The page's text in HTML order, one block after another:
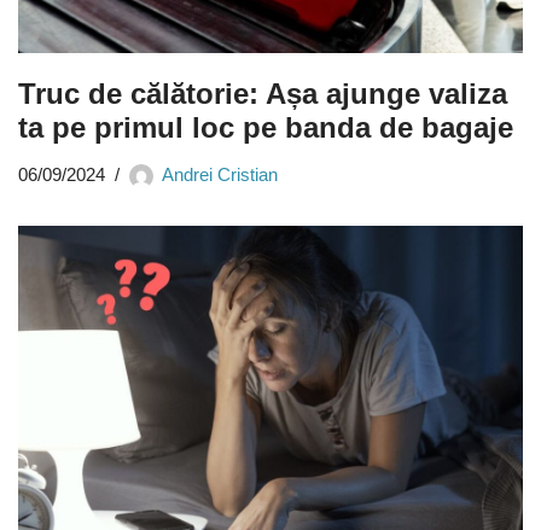
Truc de călătorie: Așa ajunge valiza
ta pe primul loc pe banda de bagaje
06/09/2024 Andrei Cristian